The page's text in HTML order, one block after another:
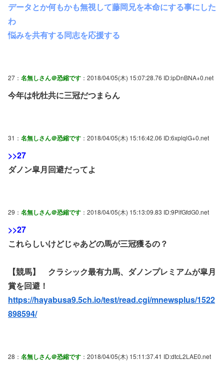
データとか何もかも無視して藤岡兄を本命にする事にした
わ
悩みを共有する同志を応援する
27： 名無しさん＠恐縮です ：2018/04/05(木) 15:07:28.76 ID:ipDnBNA+0.net
今年は牝牡共に三冠だつまらん
31： 名無しさん＠恐縮です ：2018/04/05(木) 15:16:42.06 ID:6xplqlG+0.net
>>27
ダノン皐月回避だってよ
29： 名無しさん＠恐縮です ：2018/04/05(木) 15:13:09.83 ID:9PifGfdG0.net
>>27
これらしいけどじゃあどの馬が三冠獲るの？
【競馬】 クラシック最有力馬、ダノンプレミアムが皐月
賞を回避！
https://hayabusa9.5ch.io/test/read.cgi/mnewsplus/1522
898594/
28： 名無しさん＠恐縮です ：2018/04/05(木) 15:11:37.41 ID:dtcL2LAE0.net